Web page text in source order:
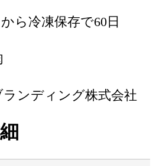
ら冷凍保存で60日
ンディング株式会社